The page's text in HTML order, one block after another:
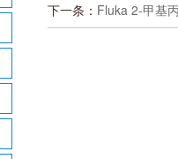
下一条： Fluka 2-甲基